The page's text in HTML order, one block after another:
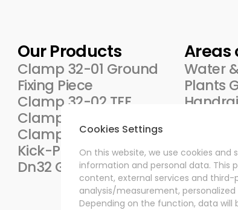
Our Products
Clamp 32-01 Ground
Fixing Piece
Clamp 32-02 TEE
Clamp 32-04
Clamp 32-06
Kick-Plate
Dn32 Galvanized Pipe
Areas
Water
Plants
Klemp
Cookies Settings
On this website, we use cookies
information and personal data. This
content, external services and
analysis/measurement,
Depending on the function, data